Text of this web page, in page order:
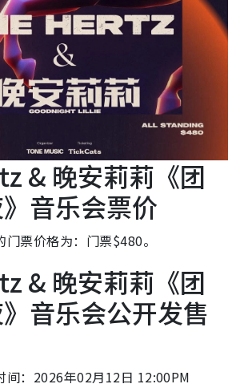
& 晚安莉莉《团
音乐会票价
票价格为：门票$480。
& 晚安莉莉《团
音乐会公开发售
间：2026年02月12日 12:00PM